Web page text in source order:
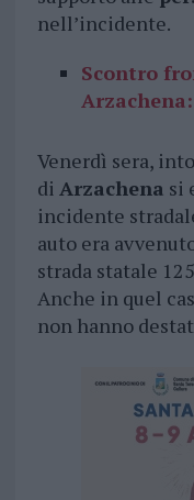
nell’incidente.
Scontro
Venerdì sera,
di Arzachena si
incidente
auto era
strada statale
Anche in quel
non hanno